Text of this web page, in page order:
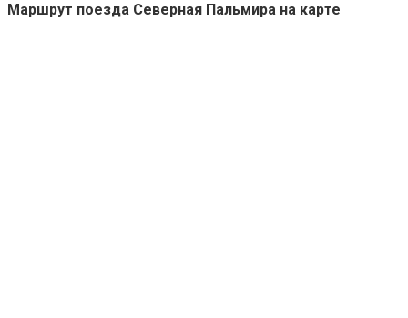
Маршрут поезда Северная Пальмира на карте